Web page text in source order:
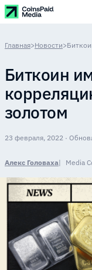
Главная>Новости>
Биткоин
золотом
23 февраля, 2022 ·
Алекс Головаха Media